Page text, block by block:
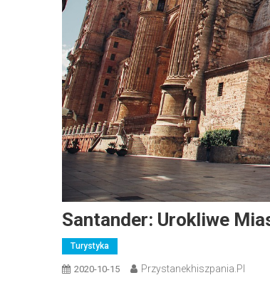
Santander: Urokliwe
Turystyka
2020-10-15 Przystanekhiszpania.pl